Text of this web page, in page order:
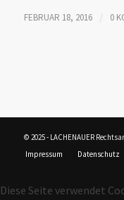
FEBRUAR 18, 2016 / 0
© 2025 - LACHENAUER
Impressum
Datenschutz
Diese Seite verwendet